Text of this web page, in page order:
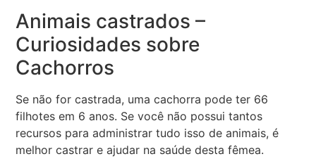
Animais castrados –
Curiosidades sobre
Cachorros
Se não for castrada, uma cachorra pode ter 66
filhotes em 6 anos. Se você não possui tantos
recursos para administrar tudo isso de animais, é
melhor castrar e ajudar na saúde desta fêmea.